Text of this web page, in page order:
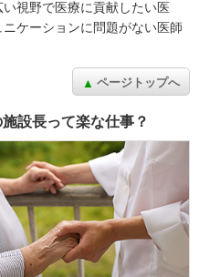
視野で医療に貢献したい医
ケーションに問題がない医師
ページトップへ
設長って楽な仕事？